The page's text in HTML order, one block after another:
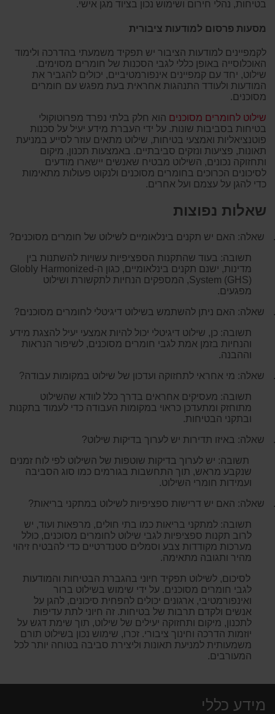
בטיחות, נהלי חירום ושימוש נכון בציוד מגן אישי.
מסעות פרסום למודעות ציבורית
לקמפיינים למודעות הציבור יש תפקיד משמעתי בהדרכה ולימוד
האוכלוסייה באופן כללי לגבי הסכנות של חומרים מסוימים.
שילוט, יחד עם קמפיינים אינפורמטיביים, יכולים להגביר את
המודעות ולעודד התנהגות אחראית בעת מפגש עם חומרים
מסוכנים.
שילוט לחומרים מסוכנים הוא חלק בלתי נפרד מפרוטוקולי
בטיחות בסביבות שונות. על ידי העברת מידע יעיל על סכנות
פוטנציאליות ואמצעי בטיחות, שילוט מתאים עוזר לסייע במניעת
תאונות, פציעות ונזקים סביבתיים. באמצעות תכנון, מיקום
ותחזוקה נכונים, השילוט מבטיח שאנשים יישארו מודעים
לסיכונים הכרוכים בחומרים מסוכנים ולנקוט פעולות מתאימות
כדי להגן על עצמם ועל אחרים.
שאלות נפוצות
שאלה: האם יש תקנים בינלאומיים לשילוט של חומרים מסוכנים?
תשובה: בעוד שהתקנות הספציפיות עשויות להשתנות בין
מדינות, ישנם תקנים בינלאומיים, כגון ה- Globly Harmonized
System (GHS), המספקים הנחיות לתקשורת ושילוט
מפגעים.
שאלה: האם ניתן להשתמש בשילוט דיגיטלי לחומרים מסוכנים?
תשובה: כן, שילוט דיגיטלי יכול להיות אמצעי יעיל להצגת מידע
והנחיות בזמן אמת לגבי חומרים מסוכנים, לשיפור הנראות
וההבנה.
שאלה: מי אחראי לתחזוקה ועדכון של שילוט במקומות עבודה?
תשובה: מעסיקים אחראים בדרך כלל לוודא שהשילוט
מתוחזק ומתעדכן כראוי במקומות העבודה כדי לעמוד בתקנות
ובתקני הבטיחות.
שאלה: באיזו תדירות יש לערוך בדיקות שילוט?
תשובה: יש לערוך בדיקות שוטפות של השילוט לפי לוח זמנים
שנקבע מראש, תוך התחשבות בגורמים כמו סוג הסביבה
ועמידות חומרי השילוט.
שאלה: האם יש דרישות ספציפיות לשילוט במתקני בריאות?
תשובה: למתקני בריאות כמו בתי חולים, מרפאות ועוד, יש
לרוב תקנות ספציפיות לגבי שילוט לחומרים מסוכנים, כולל
מערכות מקודדות צבע וסמלים סטנדרטיים כדי להבטיח זיהוי
מהיר ותגובה מתאימה.
לסיכום, לשילוט תפקיד חיוני בהגברת הבטיחות והמודעות
לגבי חומרים מסוכנים. על ידי שימוש בשילוט ברור
ואינפורמטיבי, ארגונים יכולים להפחית סיכונים, להגן על
אנשים ולקדם תרבות של בטיחות. זה חיוני לתת עדיפות
לתכנון, מיקום ותחזוקה יעילים של שילוט, תוך שימת דגש על
יוזמות הדרכה וחינוך ציבורי. זכרו, שימוש נכון בשילוט תורם
משמעותית למניעת תאונות וליצירת סביבה בטוחה יותר לכל
המעורבים.
מידע כללי